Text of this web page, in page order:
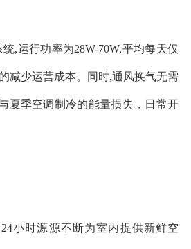
统,运行功率为28W-70W,平均每天仅
减少运营成本。同时,通风换气无需
夏季空调制冷的能量损失，日常开
24小时源源不断为室内提供新鲜空